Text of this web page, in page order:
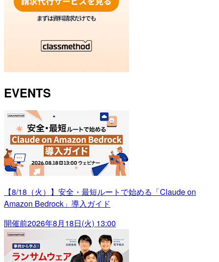
EVENTS
【8/18（火）】安全・最短ルートで始める「Claude on
Amazon Bedrock」導入ガイド
開催前2026年8月18日(火) 13:00